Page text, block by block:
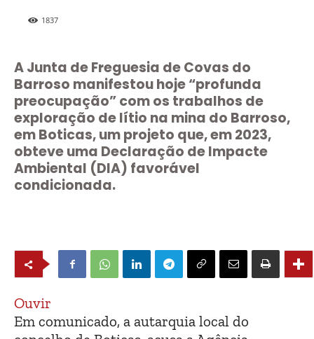
1837
A Junta de Freguesia de Covas do
Barroso manifestou hoje “profunda
preocupação” com os trabalhos de
exploração de lítio na mina do Barroso,
em Boticas, um projeto que, em 2023,
obteve uma Declaração de Impacte
Ambiental (DIA) favorável
condicionada.
Ouvir
Em comunicado, a autarquia local do